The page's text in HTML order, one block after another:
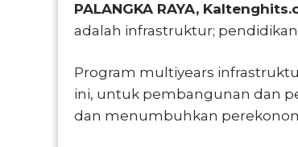
PALANGKA RAYA,
adalah infrastruktur;
Program multiyears
ini, untuk pembangunan dan
dan menumbuhkan